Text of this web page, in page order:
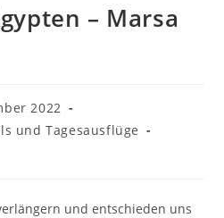
– Marsa
2022
und Tagesausflüge
und entschieden uns